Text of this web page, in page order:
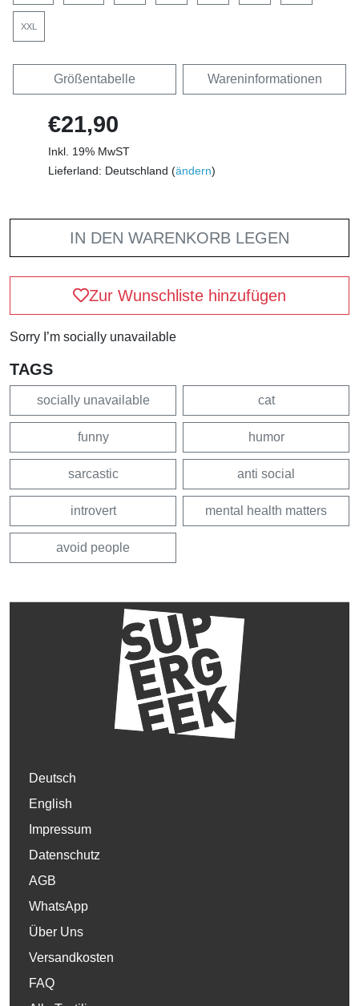
XXL
Größentabelle Wareninformationen
€21,90
Inkl. 19% MwST
Lieferland: Deutschland (ändern)
IN DEN WARENKORB LEGEN
Zur Wunschliste hinzufügen
Sorry I’m socially unavailable
TAGS
socially unavailable cat
funny humor
sarcastic anti social
introvert mental health matters
avoid people
Deutsch
English
Impressum
Datenschutz
AGB
WhatsApp
Über Uns
Versandkosten
FAQ